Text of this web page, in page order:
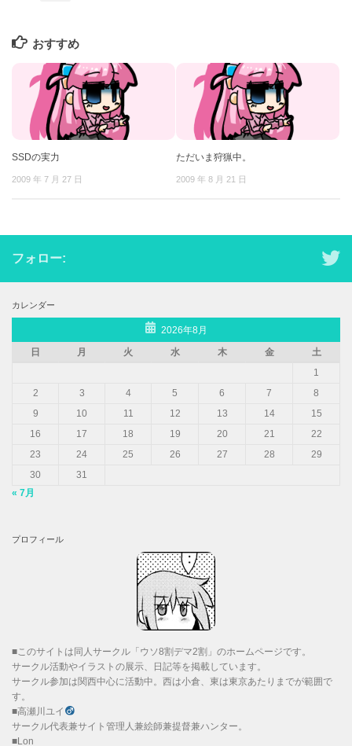
おすすめ
SSDの実力
2009 年 7 月 27 日
ただいま狩猟中。
2009 年 8 月 21 日
フォロー:
カレンダー
2026年8月
日
月 火 水 木 金
土
1
2
3 4 5 6 7
8
9
10 11 12 13 14
15
16
17 18 19 20 21
22
23
24 25 26 27 28
29
30
31
« 7月
プロフィール
■このサイトは同人サークル「ウソ8割デマ2割」のホームページです。
サークル活動やイラストの展示、日記等を掲載しています。
サークル参加は関西中心に活動中。西は小倉、東は東京あたりまでが範囲で
す。
■高瀬川ユイ
サークル代表兼サイト管理人兼絵師兼提督兼ハンター。
■Lon